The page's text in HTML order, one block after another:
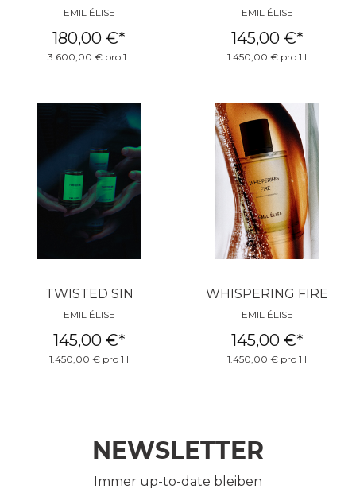
EMIL ÉLISE
180,00 €*
3.600,00 € pro 1 l
EMIL ÉLISE
145,00 €*
1.450,00 € pro 1 l
TWISTED SIN
EMIL ÉLISE
145,00 €*
1.450,00 € pro 1 l
WHISPERING FIRE
EMIL ÉLISE
145,00 €*
1.450,00 € pro 1 l
NEWSLETTER
Immer up-to-date bleiben